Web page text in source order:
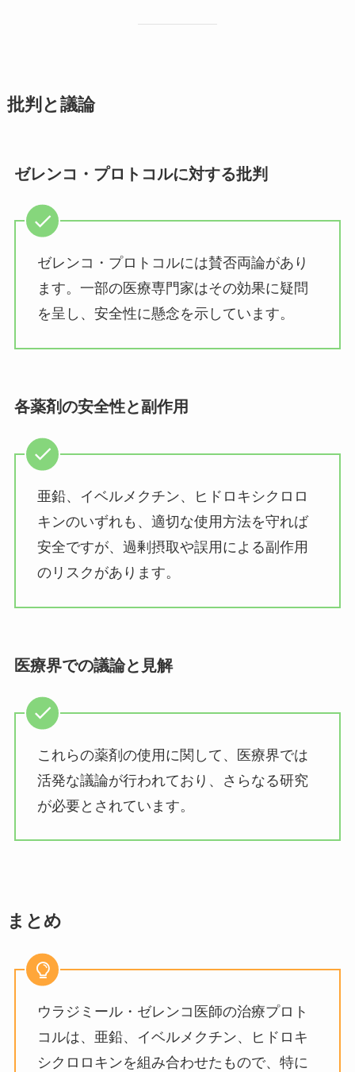
批判と議論
ゼレンコ・プロトコルに対する批判
ゼレンコ・プロトコルには賛否両論があり
ます。一部の医療専門家はその効果に疑問
を呈し、安全性に懸念を示しています。
各薬剤の安全性と副作用
亜鉛、イベルメクチン、ヒドロキシクロロ
キンのいずれも、適切な使用方法を守れば
安全ですが、過剰摂取や誤用による副作用
のリスクがあります。
医療界での議論と見解
これらの薬剤の使用に関して、医療界では
活発な議論が行われており、さらなる研究
が必要とされています。
まとめ
ウラジミール・ゼレンコ医師の治療プロト
コルは、亜鉛、イベルメクチン、ヒドロキ
シクロロキンを組み合わせたもので、特に